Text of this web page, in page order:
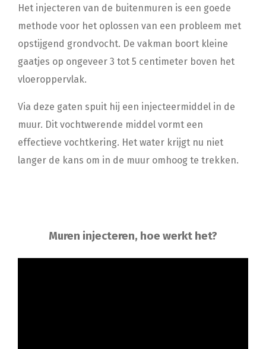
Het injecteren van de buitenmuren is een goede
methode voor het oplossen van een probleem met
opstijgend grondvocht. De vakman boort kleine
gaatjes op ongeveer 3 tot 5 centimeter boven het
vloeroppervlak.
Via deze gaten spuit hij een injecteermiddel in de
muur. Dit vochtwerende middel vormt een
effectieve vochtkering. Het water krijgt nu niet
langer de kans om in de muur omhoog te trekken.
Muren injecteren, hoe werkt het?